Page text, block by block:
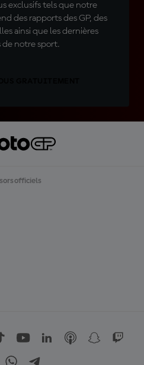
exclusifs tels que notre
des rapports des GP, des
ainsi que les dernières
de notre sport.
officiels